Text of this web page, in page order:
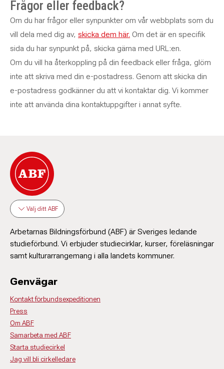
Frågor eller feedback?
Om du har frågor eller synpunkter om vår webbplats som du
vill dela med dig av, skicka dem här. Om det är en specifik
sida du har synpunkt på, skicka gärna med URL:en.
Om du vill ha återkoppling på din feedback eller fråga, glöm
inte att skriva med din e-postadress. Genom att skicka din
e-postadress godkänner du att vi kontaktar dig. Vi kommer
inte att använda dina kontaktuppgifter i annat syfte.
Välj ditt ABF
Arbetarnas Bildningsförbund (ABF) är Sveriges ledande
studieförbund. Vi erbjuder studiecirklar, kurser, föreläsningar
samt kulturarrangemang i alla landets kommuner.
Genvägar
Kontakt förbundsexpeditionen
Press
Om ABF
Samarbeta med ABF
Starta studiecirkel
Jag vill bli cirkelledare